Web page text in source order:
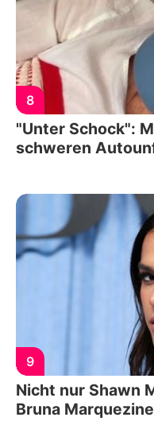
8
"Unter Schock":
schweren
9
Nicht nur Shawn
Bruna Marquezine